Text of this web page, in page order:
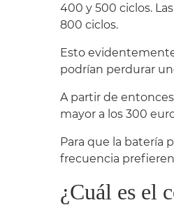
400 y 500 ciclos.
800 ciclos.
Esto
podrían perdurar
A partir de
mayor a los 300
Para que la batería
frecuencia
¿Cuál es el